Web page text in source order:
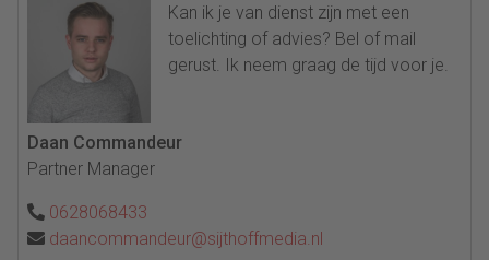
Kan ik je van dienst zijn met een
toelichting of advies? Bel of mail
gerust. Ik neem graag de tijd voor je.
Daan Commandeur
Partner Manager
0628068433
daancommandeur@sijthoffmedia.nl